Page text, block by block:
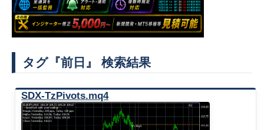
タグ『前日』 検索結果
SDX-TzPivots.mq4